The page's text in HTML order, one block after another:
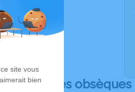
Déroulé des obsèques